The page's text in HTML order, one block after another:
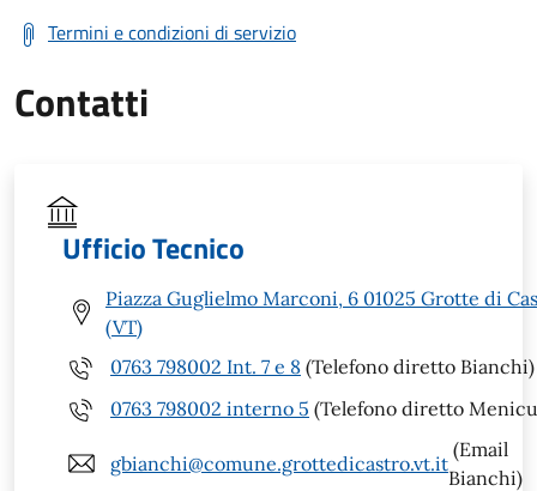
Termini e condizioni di servizio
Contatti
Ufficio Tecnico
Piazza Guglielmo Marconi, 6 01025 Grotte di
(VT)
0763 798002 Int. 7 e 8 (Telefono diretto Bianchi)
0763 798002 interno 5 (Telefono diretto
gbianchi@comune.grottedicastro.vt.it
(Email
Bianchi)